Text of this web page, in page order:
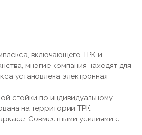
включающего ТРК и
многие компания находят для
установлена электронная
стойки по индивидуальному
на территории ТРК.
Совместными усилиями с